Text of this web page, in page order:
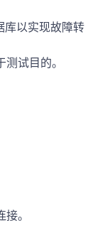
库以实现故障转
试目的。
。